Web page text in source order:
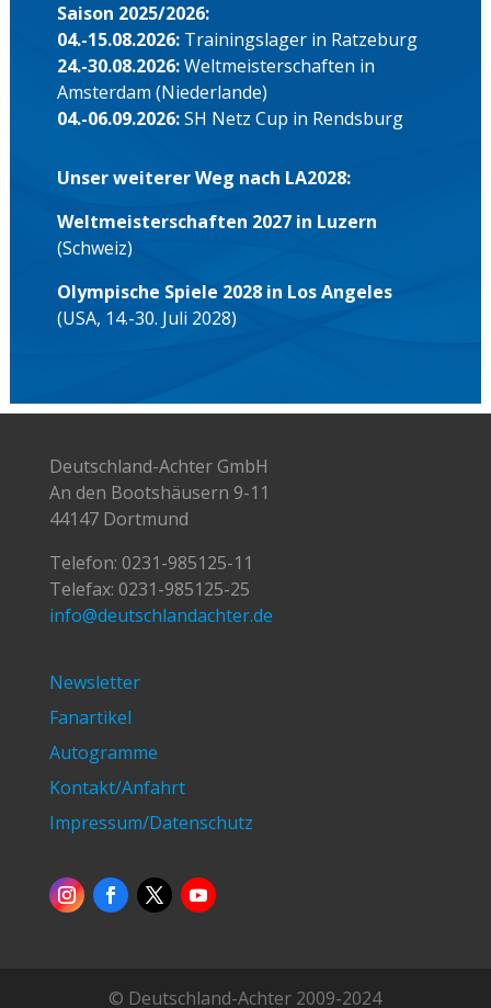
Saison 2025/2026:
04.-15.08.2026: Trainingslager in Ratzeburg
24.-30.08.2026:Weltmeisterschaften in
Amsterdam (Niederlande)
04.-06.09.2026:SH Netz Cup in Rendsburg
Unser weiterer Weg nach LA2028:
Weltmeisterschaften 2027 in Luzern
(Schweiz)
Olympische Spiele 2028 in Los Angeles
(USA, 14.-30. Juli 2028)
Deutschland-Achter GmbH
An den Bootshäusern 9-11
44147 Dortmund
Telefon: 0231-985125-11
Telefax: 0231-985125-25
info@deutschlandachter.de
Newsletter
Fanartikel
Autogramme
Kontakt/Anfahrt
Impressum/Datenschutz
© Deutschland-Achter 2009-2024